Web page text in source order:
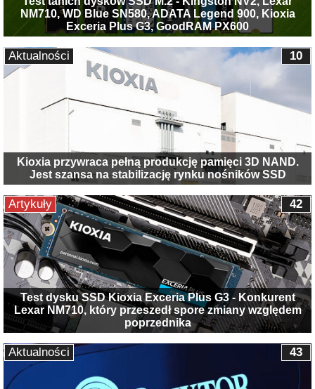
NM710, WD Blue SN580, ADATA Legend 900, Kioxia
Exceria Plus G3, GoodRAM PX600
Kioxia przywraca pełną produkcję pamięci 3D NAND.
Jest szansa na stabilizację rynku nośników SSD
10
Aktualności
Test dysku SSD Kioxia Exceria Plus G3 - Konkurent
Lexar NM710, który przeszedł spore zmiany względem
poprzednika
42
Artykuły
43
Aktualności